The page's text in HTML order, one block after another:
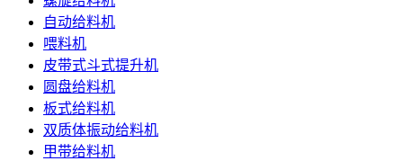
自动给料机
喂料机
皮带式斗式提升机
圆盘给料机
板式给料机
双质体振动给料机
甲带给料机